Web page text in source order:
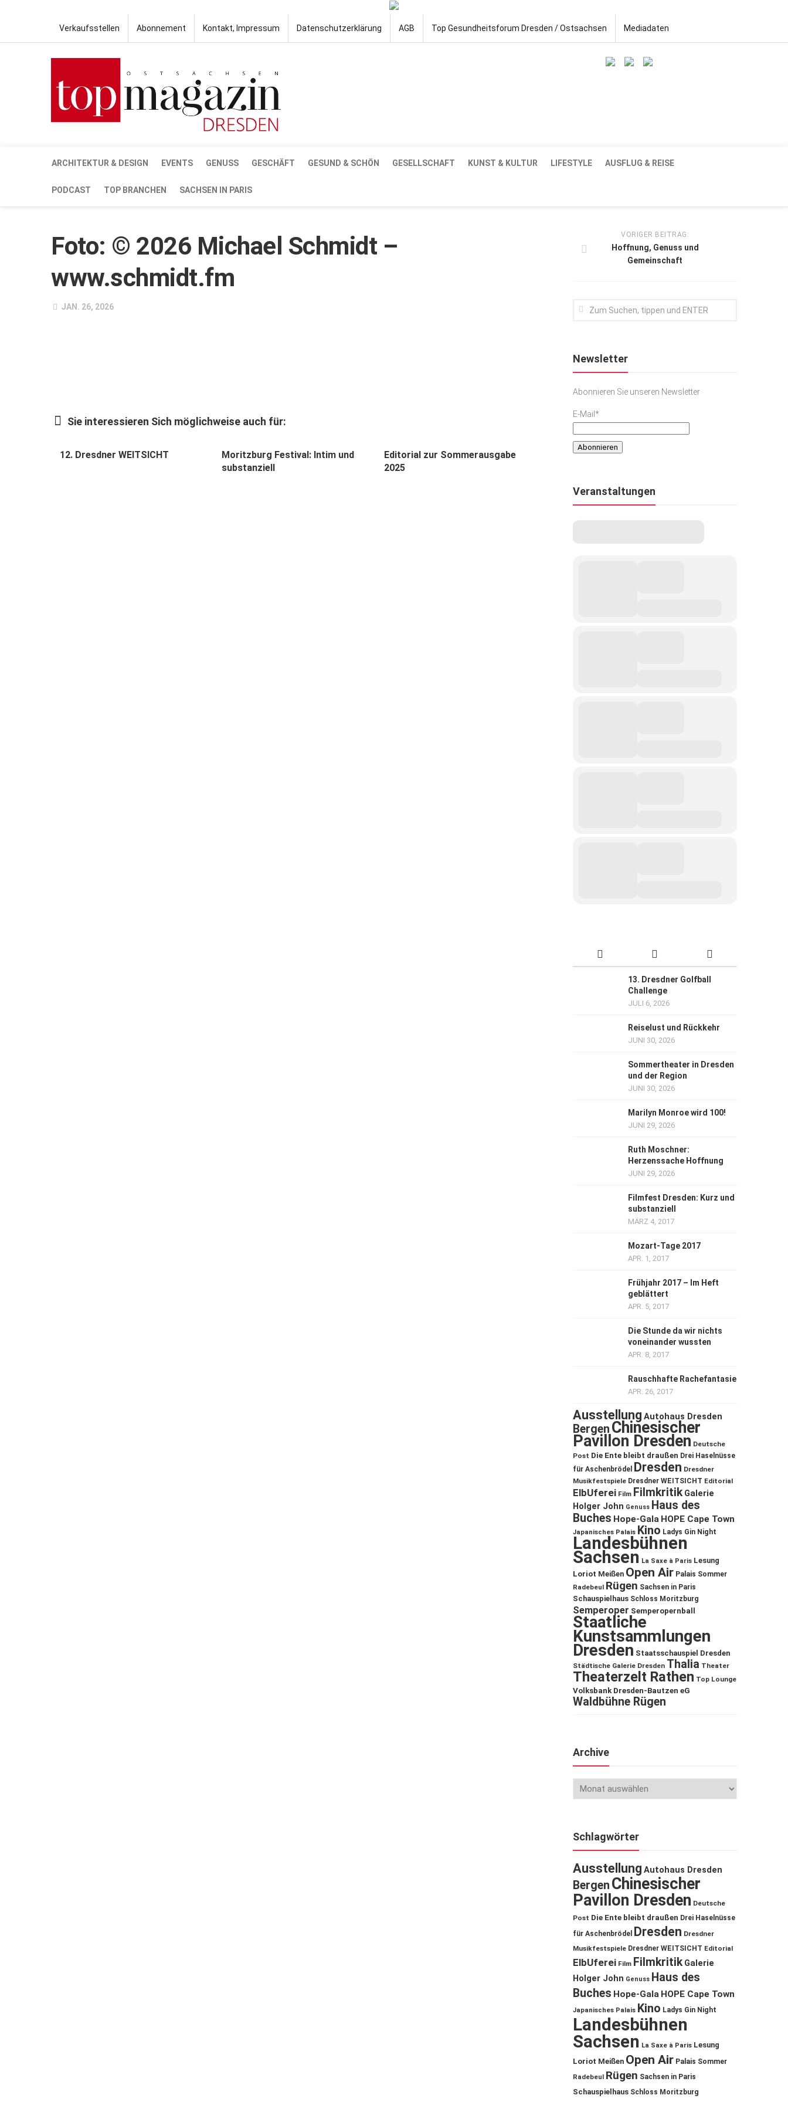
Verkaufsstellen Abonnement Kontakt, Impressum Datenschutzerklärung AGB Top Gesundheitsforum Dresden / Ostsachsen Mediadaten
ARCHITEKTUR & DESIGN EVENTS GENUSS GESCHÄFT GESUND & SCHÖN GESELLSCHAFT KUNST & KULTUR LIFESTYLE AUSFLUG & REISE
PODCAST TOP BRANCHEN SACHSEN IN PARIS
Foto: © 2026 Michael Schmidt –
www.schmidt.fm
JAN. 26, 2026
Sie interessieren Sich möglichweise auch für:
12. Dresdner WEITSICHT
Moritzburg Festival: Intim und
substanziell
Editorial zur Sommerausgabe
2025
VORIGER BEITRAG:
Hoffnung, Genuss und
Gemeinschaft
Newsletter
Abonnieren Sie unseren Newsletter
E-Mail*
Veranstaltungen
13. Dresdner Golfball
Challenge
JULI 6, 2026
Reiselust und Rückkehr
JUNI 30, 2026
Sommertheater in Dresden
und der Region
JUNI 30, 2026
Marilyn Monroe wird 100!
JUNI 29, 2026
Ruth Moschner:
Herzenssache Hoffnung
JUNI 29, 2026
Filmfest Dresden: Kurz und
substanziell
MÄRZ 4, 2017
Mozart-Tage 2017
APR. 1, 2017
Frühjahr 2017 – Im Heft
geblättert
APR. 5, 2017
Die Stunde da wir nichts
voneinander wussten
APR. 8, 2017
Rauschhafte Rachefantasie
APR. 26, 2017
Ausstellung Autohaus Dresden
Bergen Chinesischer
Pavillon Dresden Deutsche
Post Die Ente bleibt draußen Drei Haselnüsse
für Aschenbrödel
Dresden Dresdner
Musikfestspiele Dresdner WEITSICHT Editorial
ElbUferei Film Filmkritik Galerie
Holger John Genuss Haus des
Buches Hope-Gala HOPE Cape Town
Japanisches Palais Kino Ladys Gin Night
Landesbühnen
Sachsen La Saxe à Paris Lesung
Loriot Meißen Open Air Palais Sommer
Radebeul Rügen Sachsen in Paris
Schauspielhaus Schloss Moritzburg
Semperoper Semperopernball
Staatliche
Kunstsammlungen
Dresden Staatsschauspiel Dresden
Städtische Galerie Dresden Thalia Theater
Theaterzelt Rathen Top Lounge
Volksbank Dresden-Bautzen eG
Waldbühne Rügen
Archive
Schlagwörter
Ausstellung Autohaus Dresden
Bergen Chinesischer
Pavillon Dresden Deutsche
Post Die Ente bleibt draußen Drei Haselnüsse
für Aschenbrödel
Dresden Dresdner
Musikfestspiele Dresdner WEITSICHT Editorial
ElbUferei Film Filmkritik Galerie
Holger John Genuss Haus des
Buches Hope-Gala HOPE Cape Town
Japanisches Palais Kino Ladys Gin Night
Landesbühnen
Sachsen La Saxe à Paris Lesung
Loriot Meißen Open Air Palais Sommer
Radebeul Rügen Sachsen in Paris
Schauspielhaus Schloss Moritzburg